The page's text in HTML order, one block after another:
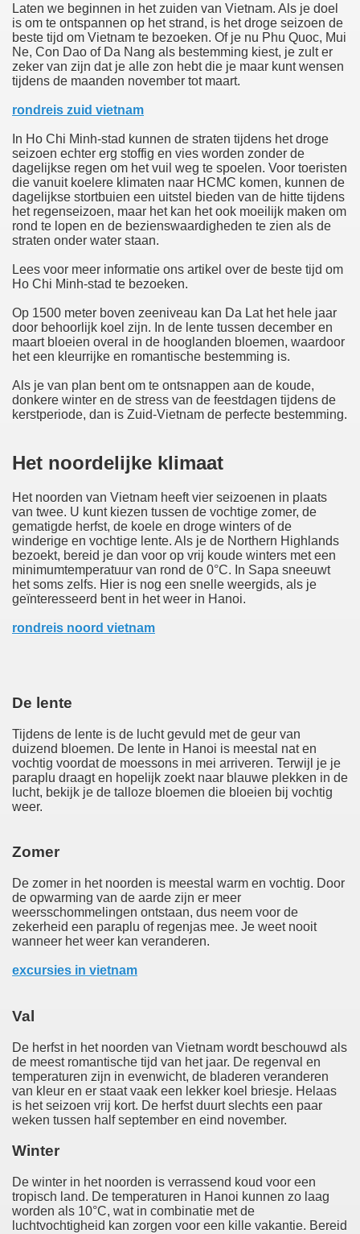
Laten we beginnen in het zuiden van Vietnam. Als je doel
is om te ontspannen op het strand, is het droge seizoen de
beste tijd om Vietnam te bezoeken. Of je nu Phu Quoc, Mui
Ne, Con Dao of Da Nang als bestemming kiest, je zult er
zeker van zijn dat je alle zon hebt die je maar kunt wensen
tijdens de maanden november tot maart.
rondreis zuid vietnam
In Ho Chi Minh-stad kunnen de straten tijdens het droge
seizoen echter erg stoffig en vies worden zonder de
dagelijkse regen om het vuil weg te spoelen. Voor toeristen
die vanuit koelere klimaten naar HCMC komen, kunnen de
dagelijkse stortbuien een uitstel bieden van de hitte tijdens
het regenseizoen, maar het kan het ook moeilijk maken om
rond te lopen en de bezienswaardigheden te zien als de
straten onder water staan.
Lees voor meer informatie ons artikel over de beste tijd om
Ho Chi Minh-stad te bezoeken.
Op 1500 meter boven zeeniveau kan Da Lat het hele jaar
door behoorlijk koel zijn. In de lente tussen december en
maart bloeien overal in de hooglanden bloemen, waardoor
het een kleurrijke en romantische bestemming is.
Als je van plan bent om te ontsnappen aan de koude,
donkere winter en de stress van de feestdagen tijdens de
kerstperiode, dan is Zuid-Vietnam de perfecte bestemming.
Het noordelijke klimaat
Het noorden van Vietnam heeft vier seizoenen in plaats
van twee. U kunt kiezen tussen de vochtige zomer, de
gematigde herfst, de koele en droge winters of de
winderige en vochtige lente. Als je de Northern Highlands
bezoekt, bereid je dan voor op vrij koude winters met een
minimumtemperatuur van rond de 0°C. In Sapa sneeuwt
het soms zelfs. Hier is nog een snelle weergids, als je
geïnteresseerd bent in het weer in Hanoi.
rondreis noord vietnam
De lente
Tijdens de lente is de lucht gevuld met de geur van
duizend bloemen. De lente in Hanoi is meestal nat en
vochtig voordat de moessons in mei arriveren. Terwijl je je
paraplu draagt ​​en hopelijk zoekt naar blauwe plekken in de
lucht, bekijk je de talloze bloemen die bloeien bij vochtig
weer.
Zomer
De zomer in het noorden is meestal warm en vochtig. Door
de opwarming van de aarde zijn er meer
weersschommelingen ontstaan, dus neem voor de
zekerheid een paraplu of regenjas mee. Je weet nooit
wanneer het weer kan veranderen.
excursies in vietnam
Val
De herfst in het noorden van Vietnam wordt beschouwd als
de meest romantische tijd van het jaar. De regenval en
temperaturen zijn in evenwicht, de bladeren veranderen
van kleur en er staat vaak een lekker koel briesje. Helaas
is het seizoen vrij kort. De herfst duurt slechts een paar
weken tussen half september en eind november.
Winter
De winter in het noorden is verrassend koud voor een
tropisch land. De temperaturen in Hanoi kunnen zo laag
worden als 10°C, wat in combinatie met de
luchtvochtigheid kan zorgen voor een kille vakantie. Bereid